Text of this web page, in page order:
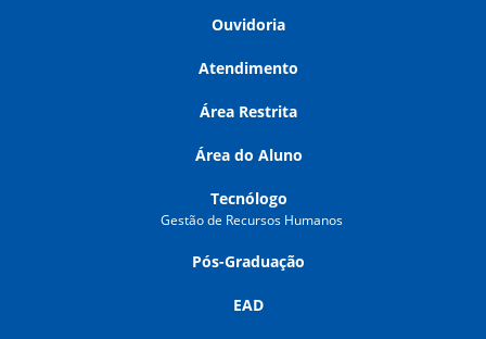
Ouvidoria
Atendimento
Área Restrita
Área do Aluno
Tecnólogo
Gestão de Recursos Humanos
Pós-Graduação
EAD